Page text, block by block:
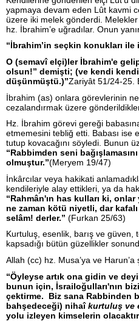
yapmaya devam eden Lût kavmi
üzere iki melek gönderdi.
hz. İbrahim’e uğradılar. Onun
“İbrahim’in seçkin konukları
O (semavî elçi)ler İbrahim'e
olsun!” demişti; (ve kendi
düşünmüştü.)”Zariyât 51/24-25.
İbrahim (as) onlara görevlerinin
cezalandırmak üzere
Hz. İbrahim görevi gereği
etmemesini tebliğ etti. Babası ise
tutup kovacağını söyledi. Bunun
“Rabbimden seni
olmuştur.”(Meryem 19/47)
İnkârcılar veya hakikati
kendileriyle alay ettikleri, ya da
“Rahmân'ın has kulları ki,
ne zaman kötü niyetli, dar
selâm! derler.” (Furkan 25/63)
Kurtuluş, esenlik, barış ve güven,
kapsadığı bütün güzellikler
Allah (cc) hz. Musa’ya ve
“Öyleyse artık ona gidin ve
bunun için, İsrailoğulları'nın
çektirme. Biz sana Rabbinden
bahşedeceği) nihaîkurtuluş ve
yolu izleyen kimselerin